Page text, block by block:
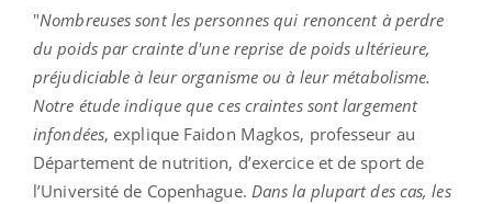
"Nombreuses sont les personnes qui renoncent à perdre
du poids par crainte d'une reprise de poids ultérieure,
préjudiciable à leur organisme ou à leur métabolisme.
Notre étude indique que ces craintes sont largement
infondées, explique Faidon Magkos, professeur au
Département de nutrition, d’exercice et de sport de
l’Université de Copenhague. Dans la plupart des cas, les